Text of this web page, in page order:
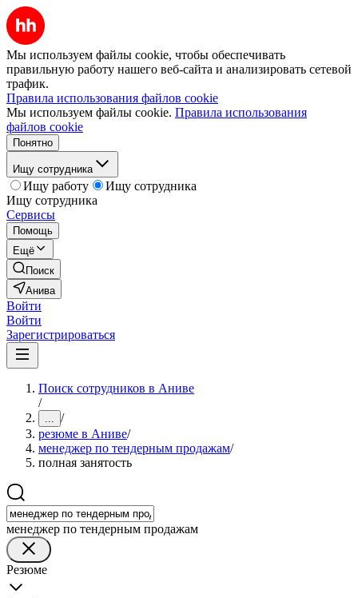
Мы используем файлы cookie, чтобы обеспечивать
правильную работу нашего веб-сайта и анализировать сетевой
трафик.
Правила использования файлов cookie
Мы используем файлы cookie. Правила использования
файлов cookie
Понятно
Ищу сотрудника
Ищу работу
Ищу сотрудника
Ищу сотрудника
Сервисы
Помощь
Ещё
Поиск
Анива
Войти
Войти
Зарегистрироваться
Поиск сотрудников в Аниве
/
... /
резюме в Аниве/
менеджер по тендерным продажам/
полная занятость
менеджер по тендерным продажам
Резюме